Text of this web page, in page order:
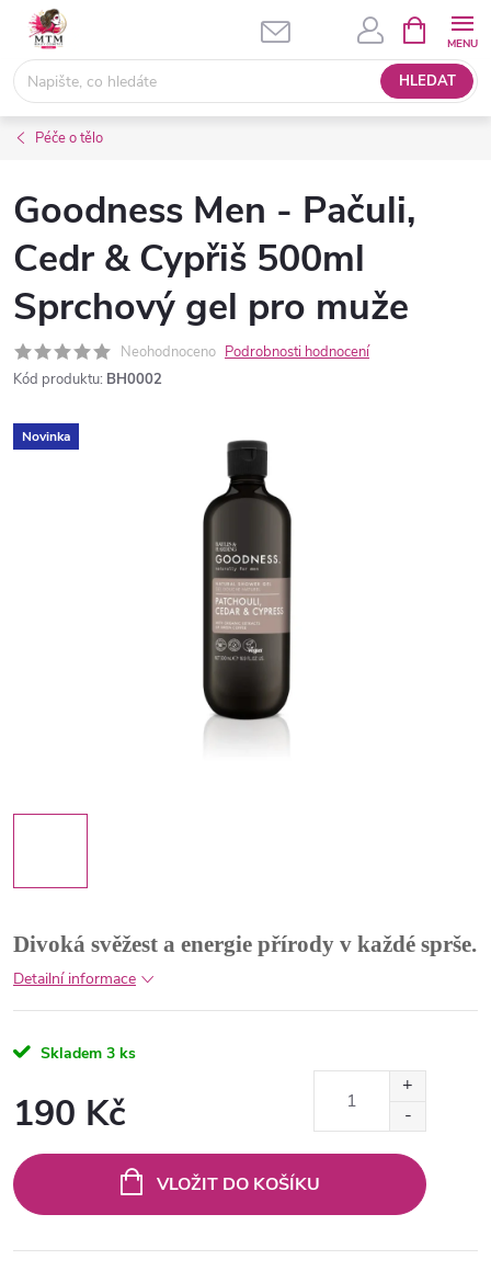
Přejít
obsah
HLEDAT
NÁKUPNÍ
KOŠÍK
Péče o tělo
Goodness Men - Pačuli,
Cedr & Cypřiš 500ml
Sprchový gel pro muže
Neohodnoceno Podrobnosti hodnocení
Kód produktu: BH0002
Novinka
Divoká svěžest a energie přírody v každé sprše.
Detailní informace
Skladem 3 ks
190 Kč
cena:
VLOŽIT DO KOŠÍKU